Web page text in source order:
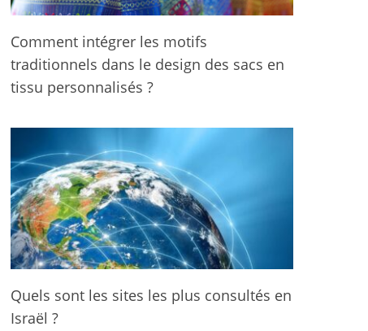
Comment intégrer les motifs
traditionnels dans le design des sacs en
tissu personnalisés ?
Quels sont les sites les plus consultés en
Israël ?